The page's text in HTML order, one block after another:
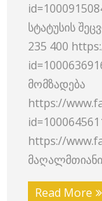
სტატუსის
235 400
მომზადება
https://
https://
Read More